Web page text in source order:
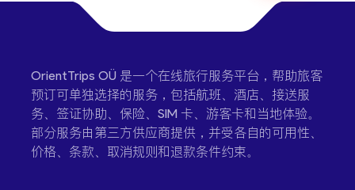
OrientTrips OÜ 是一个在线旅行服务平台，帮助旅客
预订可单独选择的服务，包括航班、酒店、接送服
务、签证协助、保险、SIM 卡、游客卡和当地体验。
部分服务由第三方供应商提供，并受各自的可用性、
价格、条款、取消规则和退款条件约束。